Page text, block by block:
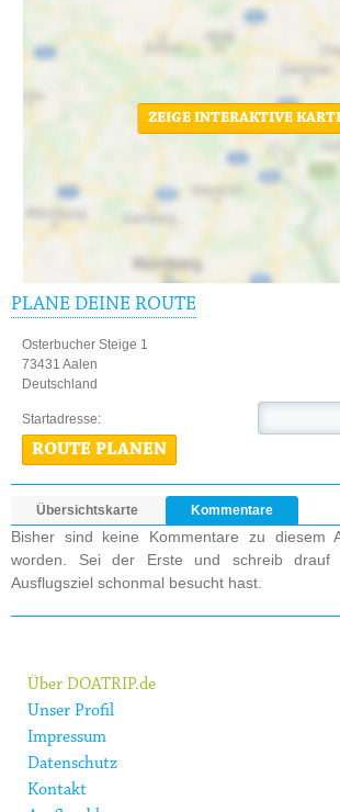
ZEIGE INTERAKTIVE
PLANE DEINE ROUTE
Osterbucher Steige 1
73431 Aalen
Deutschland
Startadresse:
ROUTE PLANEN
Übersichtskarte Kommentare
Bisher sind keine Kommentare zu diesem
worden. Sei der Erste und schreib
Ausflugsziel schonmal besucht hast.
Über DOATRIP.de
Unser Profil
Impressum
Datenschutz
Kontakt